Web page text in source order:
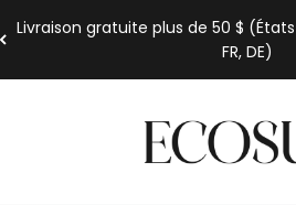
Livraison gratuite plus de 50 $
FR, DE)
Ecosusi